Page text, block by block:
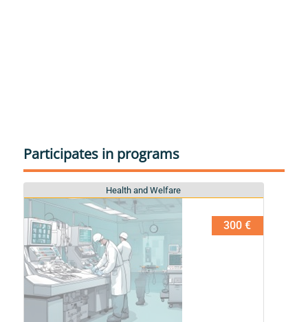
Participates in programs
300 €
Health and Welfare
Health and Welfare